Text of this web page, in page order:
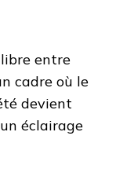
entre
cadre où le
devient
éclairage